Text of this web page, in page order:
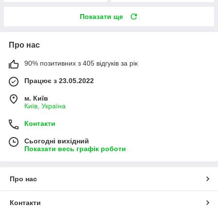
Показати ще
Про нас
90% позитивних з 405 відгуків за рік
Працює з 23.05.2022
м. Київ
Київ, Україна
Контакти
Сьогодні вихідний
Показати весь графік роботи
Про нас
Контакти